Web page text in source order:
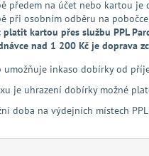
předem na účet nebo kartou je
při osobním odběru na
platit kartou přes službu PPL
nad 1 200 Kč je doprava
umožňuje inkaso dobírky od
je uhrazení dobírky možné
doba na výdejních místech